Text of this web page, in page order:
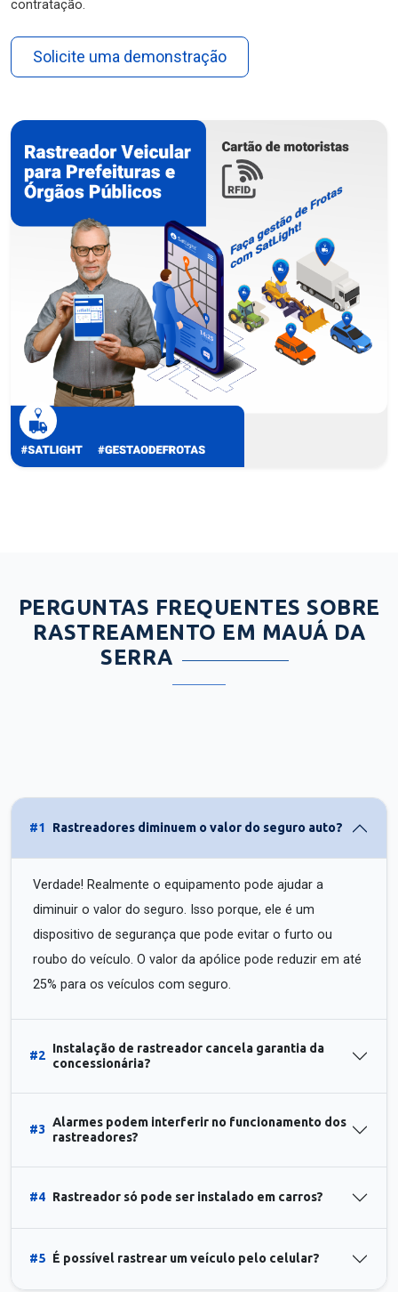
contratação.
Solicite uma demonstração
PERGUNTAS FREQUENTES SOBRE
RASTREAMENTO EM MAUÁ DA
SERRA
#1 Rastreadores diminuem o valor do seguro auto?
Verdade! Realmente o equipamento pode ajudar a
diminuir o valor do seguro. Isso porque, ele é um
dispositivo de segurança que pode evitar o furto ou
roubo do veículo. O valor da apólice pode reduzir em até
25% para os veículos com seguro.
#2
Instalação de rastreador cancela garantia da
concessionária?
#3
Alarmes podem interferir no funcionamento dos
rastreadores?
#4 Rastreador só pode ser instalado em carros?
#5 É possível rastrear um veículo pelo celular?